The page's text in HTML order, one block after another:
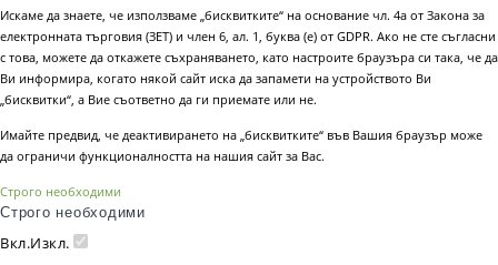
Искаме да знаете, че използваме „бисквитките“ на основание чл. 4а от Закона за
електронната търговия (ЗЕТ) и член 6, ал. 1, буква (е) от GDPR. Ако не сте съгласни
с това, можете да откажете съхраняването, като настроите браузъра си така, че да
Ви информира, когато някой сайт иска да запамети на устройството Ви
„бисквитки“, а Вие съответно да ги приемате или не.
Имайте предвид, че деактивирането на „бисквитките“ във Вашия браузър може
да ограничи функционалността на нашия сайт за Вас.
Строго необходими
Строго необходими
Вкл.Изкл.